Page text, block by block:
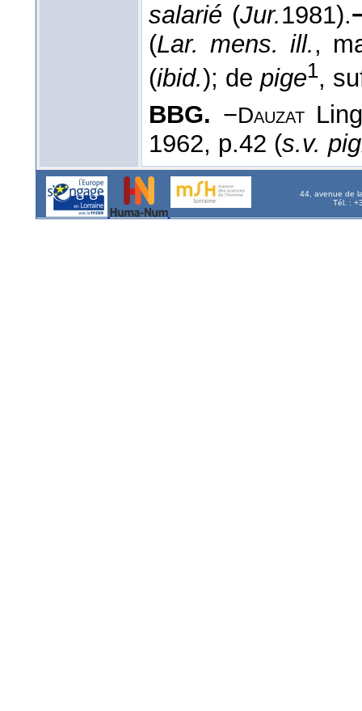
salarié (Jur.1981).
(Lar. mens. ill.,
(ibid.); de pige1,
BBG. −Dauzat
1962, p.42 (s.v.
44, avenue de
Tél. :